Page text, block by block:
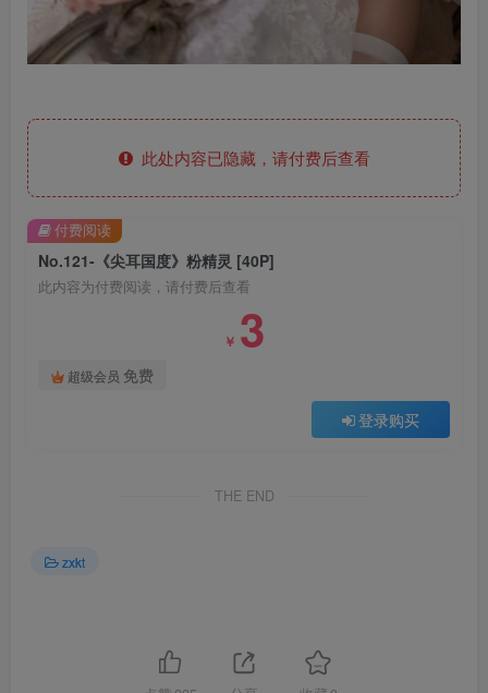
此处内容已隐藏，请付费后查看
No.121-《尖耳国度》粉精灵 [40P]
此内容为付费阅读，请付费后查看
￥ 3
超级会员 免费
登录购买
付费阅读
THE END
zxkt